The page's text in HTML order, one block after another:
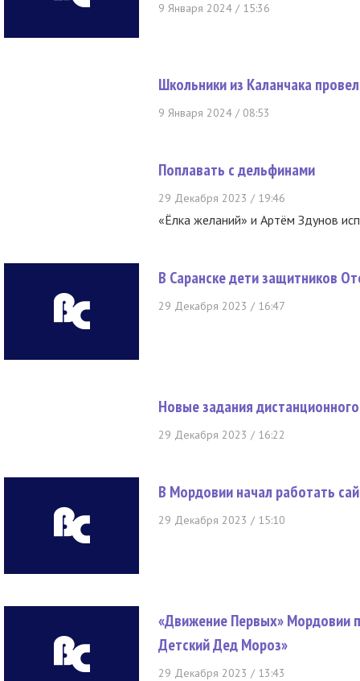
9 Января 2024 / 15:36
Школьники из Каланчака
9 Января 2024 / 08:53
Поплавать с дельфинами
29 Декабря 2023 / 19:46
«Ёлка желаний» и Артём Здунов
В Саранске дети защитников
29 Декабря 2023 / 16:47
Новые задания
29 Декабря 2023 / 16:22
В Мордовии начал работать
29 Декабря 2023 / 15:10
«Движение Первых» Мордовии
Детский Дед Мороз»
29 Декабря 2023 / 13:43